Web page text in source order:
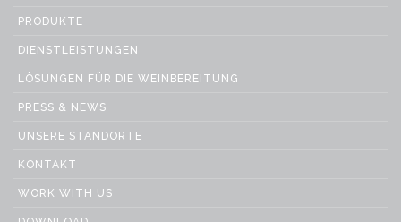
PRODUKTE
DIENSTLEISTUNGEN
LÖSUNGEN FÜR DIE WEINBEREITUNG
PRESS & NEWS
UNSERE STANDORTE
KONTAKT
WORK WITH US